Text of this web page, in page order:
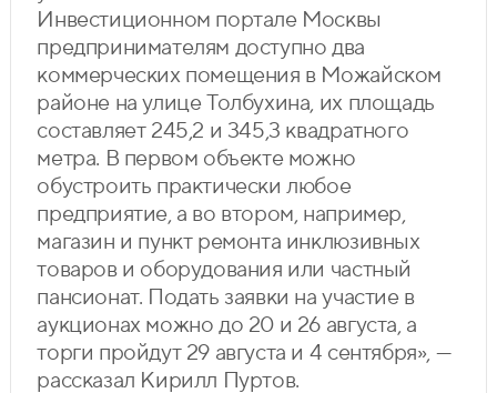
Инвестиционном портале Москвы
предпринимателям доступно два
коммерческих помещения в Можайском
районе на улице Толбухина, их площадь
составляет 245,2 и 345,3 квадратного
метра. В первом объекте можно
обустроить практически любое
предприятие, а во втором, например,
магазин и пункт ремонта инклюзивных
товаров и оборудования или частный
пансионат. Подать заявки на участие в
аукционах можно до 20 и 26 августа, а
торги пройдут 29 августа и 4 сентября», —
рассказал Кирилл Пуртов.